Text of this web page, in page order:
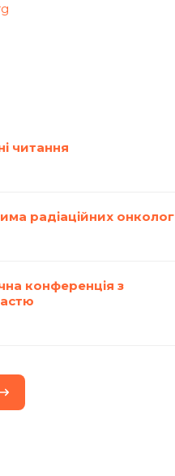
читання
радіаційних
конференція з